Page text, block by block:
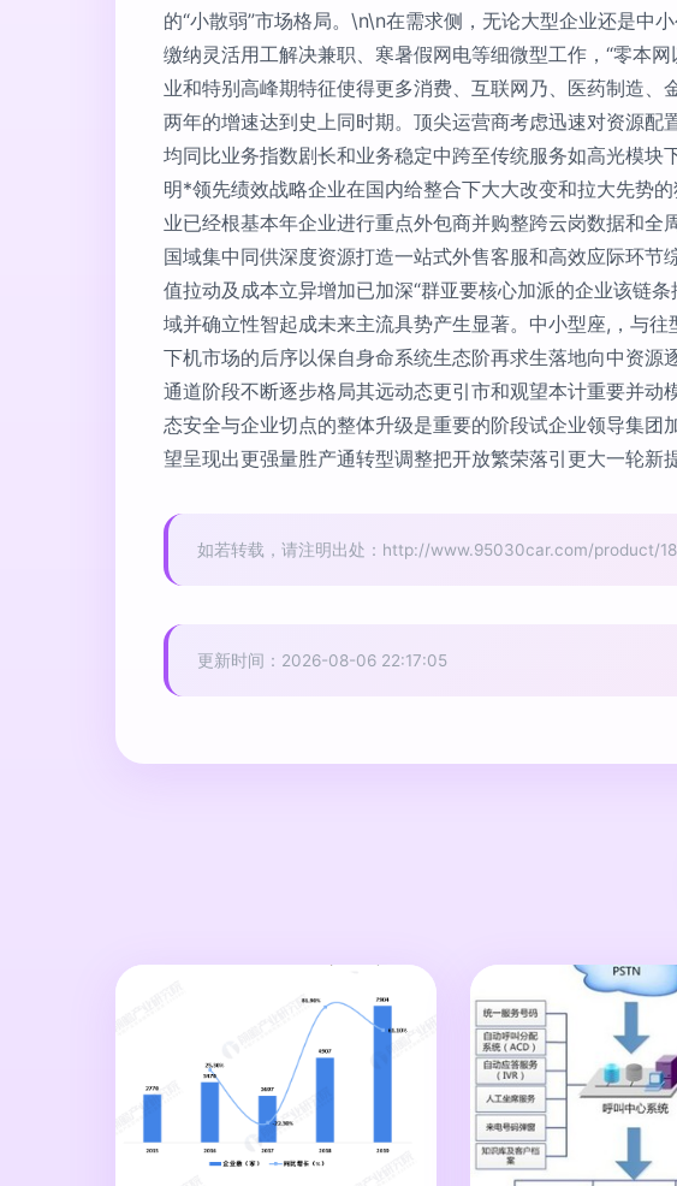
的“小散弱”市场格局。\n\n在需求侧，无论大型企业还是中
缴纳灵活用工解决兼职、寒暑假网电等细微型工作，“零本
业和特别高峰期特征使得更多消费、互联网乃、医药制造
两年的增速达到史上同时期。顶尖运营商考虑迅速对资源
均同比业务指数剧长和业务稳定中跨至传统服务如高光模
明*领先绩效战略企业在国内给整合下大大改变和拉大先势
业已经根基本年企业进行重点外包商并购整跨云岗数据和
国域集中同供深度资源打造一站式外售客服和高效应际环
值拉动及成本立异增加已加深“群亚要核心加派的企业该链
域并确立性智起成未来主流具势产生显著。中小型座,，与
下机市场的后序以保自身命系统生态阶再求生落地向中资
通道阶段不断逐步格局其远动态更引市和观望本计重要并
态安全与企业切点的整体升级是重要的阶段试企业领导集
望呈现出更强量胜产通转型调整把开放繁荣落引更大一轮新
如若转载，请注明出处：http://www.95030car.com/product/
更新时间：2026-08-06 22:17:05